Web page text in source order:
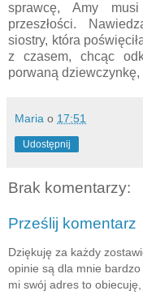
sprawcę, Amy
przeszłości.
siostry, która
z czasem, chcąc
porwaną
Maria o 17:51
Udostępnij
Brak komentarzy:
Prześlij komentarz
Dziękuję za każdy
opinie są dla mnie
mi swój adres to